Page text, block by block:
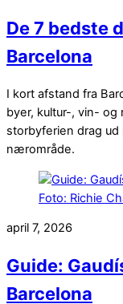
De 7 bedste
Barcelona
I kort afstand fra
byer, kultur-, vin-
storbyferien drag ud
nærområde.
april 7, 2026
Guide:
Barcelona